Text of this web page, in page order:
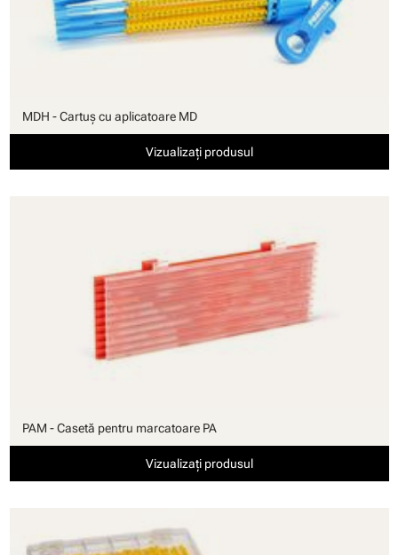
MDH - Cartuş cu aplicatoare MD
Vizualizați produsul
PAM - Casetă pentru marcatoare PA
Vizualizați produsul